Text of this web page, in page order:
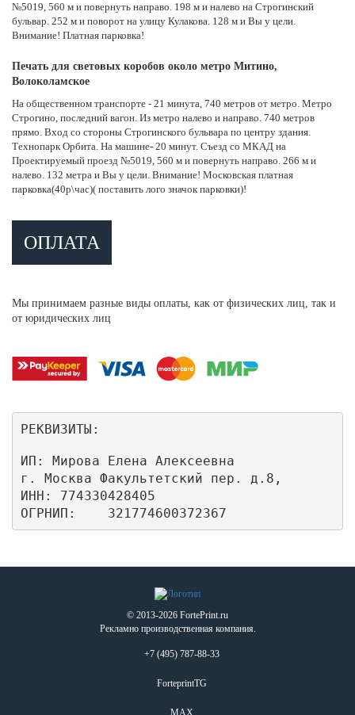
№5019, 560 м и повернуть направо. 198 м и налево на Строгинский
бульвар. 252 м и поворот на улицу Кулакова. 128 м и Вы у цели.
Внимание! Платная парковка!
Печать для световых коробов около метро Митино,
Волоколамское
На общественном транспорте - 21 минута, 740 метров от метро. Метро
Строгино, последний вагон. Из метро налево и направо. 740 метров
прямо. Вход со стороны Строгинского бульвара по центру здания.
Технопарк Орбита. На машине- 20 минут. Съезд со МКАД на
Проектируемый проезд №5019, 560 м и повернуть направо. 266 м и
налево. 132 метра и Вы у цели. Внимание! Московская платная
парковка(40р\час)( поставить лого значок парковки)!
ОПЛАТА
Мы принимаем разные виды оплаты, как от физических лиц, так и
от юридических лиц
РЕКВИЗИТЫ:
ИП: Мирова Елена Алексеевна
г. Москва Факультетский пер. д.8,
ИНН: 774330428405
ОГРНИП:    321774600372367
© 2013-2026 FortePrint.ru
Рекламно производственная компания.
+7 (495) 787-88-33
ForteprintTG
MAX